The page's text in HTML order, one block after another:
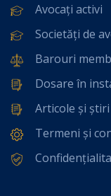
Avocați activi
Societăți de
Barouri
Dosare în
Articole și
Termeni și